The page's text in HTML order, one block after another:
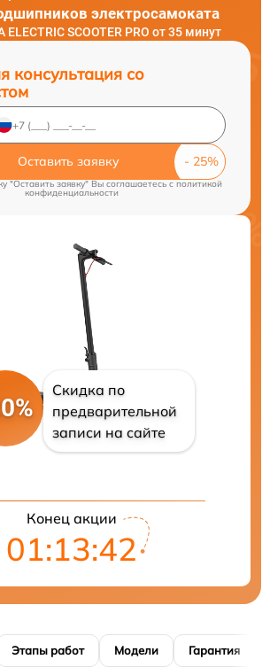
электросамоката
SCOOTER PRO от 35 минут
консультация со
Оставить заявку
"Оставить заявку" Вы соглашаетесь cполитикой
конфиденциальности
Скидка по
предварительной
записи на сайте
Конец акции
01:13:40
Этапы работ Модели Гарантия